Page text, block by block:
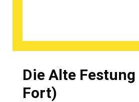
Die Alte Festung
Fort)